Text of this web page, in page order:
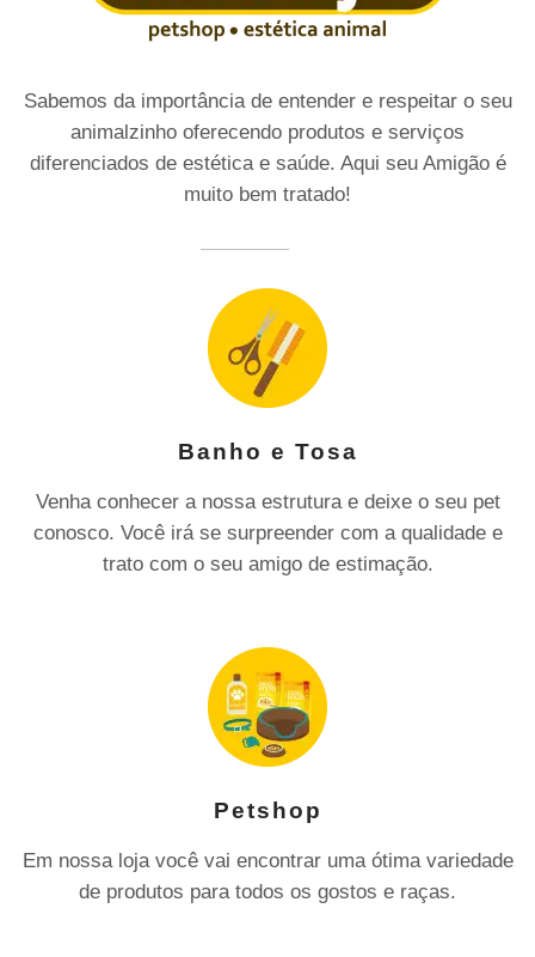
Sabemos da importância de entender e respeitar o seu
animalzinho oferecendo produtos e serviços
diferenciados de estética e saúde. Aqui seu Amigão é
muito bem tratado!
Banho e Tosa
Venha conhecer a nossa estrutura e deixe o seu pet
conosco. Você irá se surpreender com a qualidade e
trato com o seu amigo de estimação.
Petshop
Em nossa loja você vai encontrar uma ótima variedade
de produtos para todos os gostos e raças.